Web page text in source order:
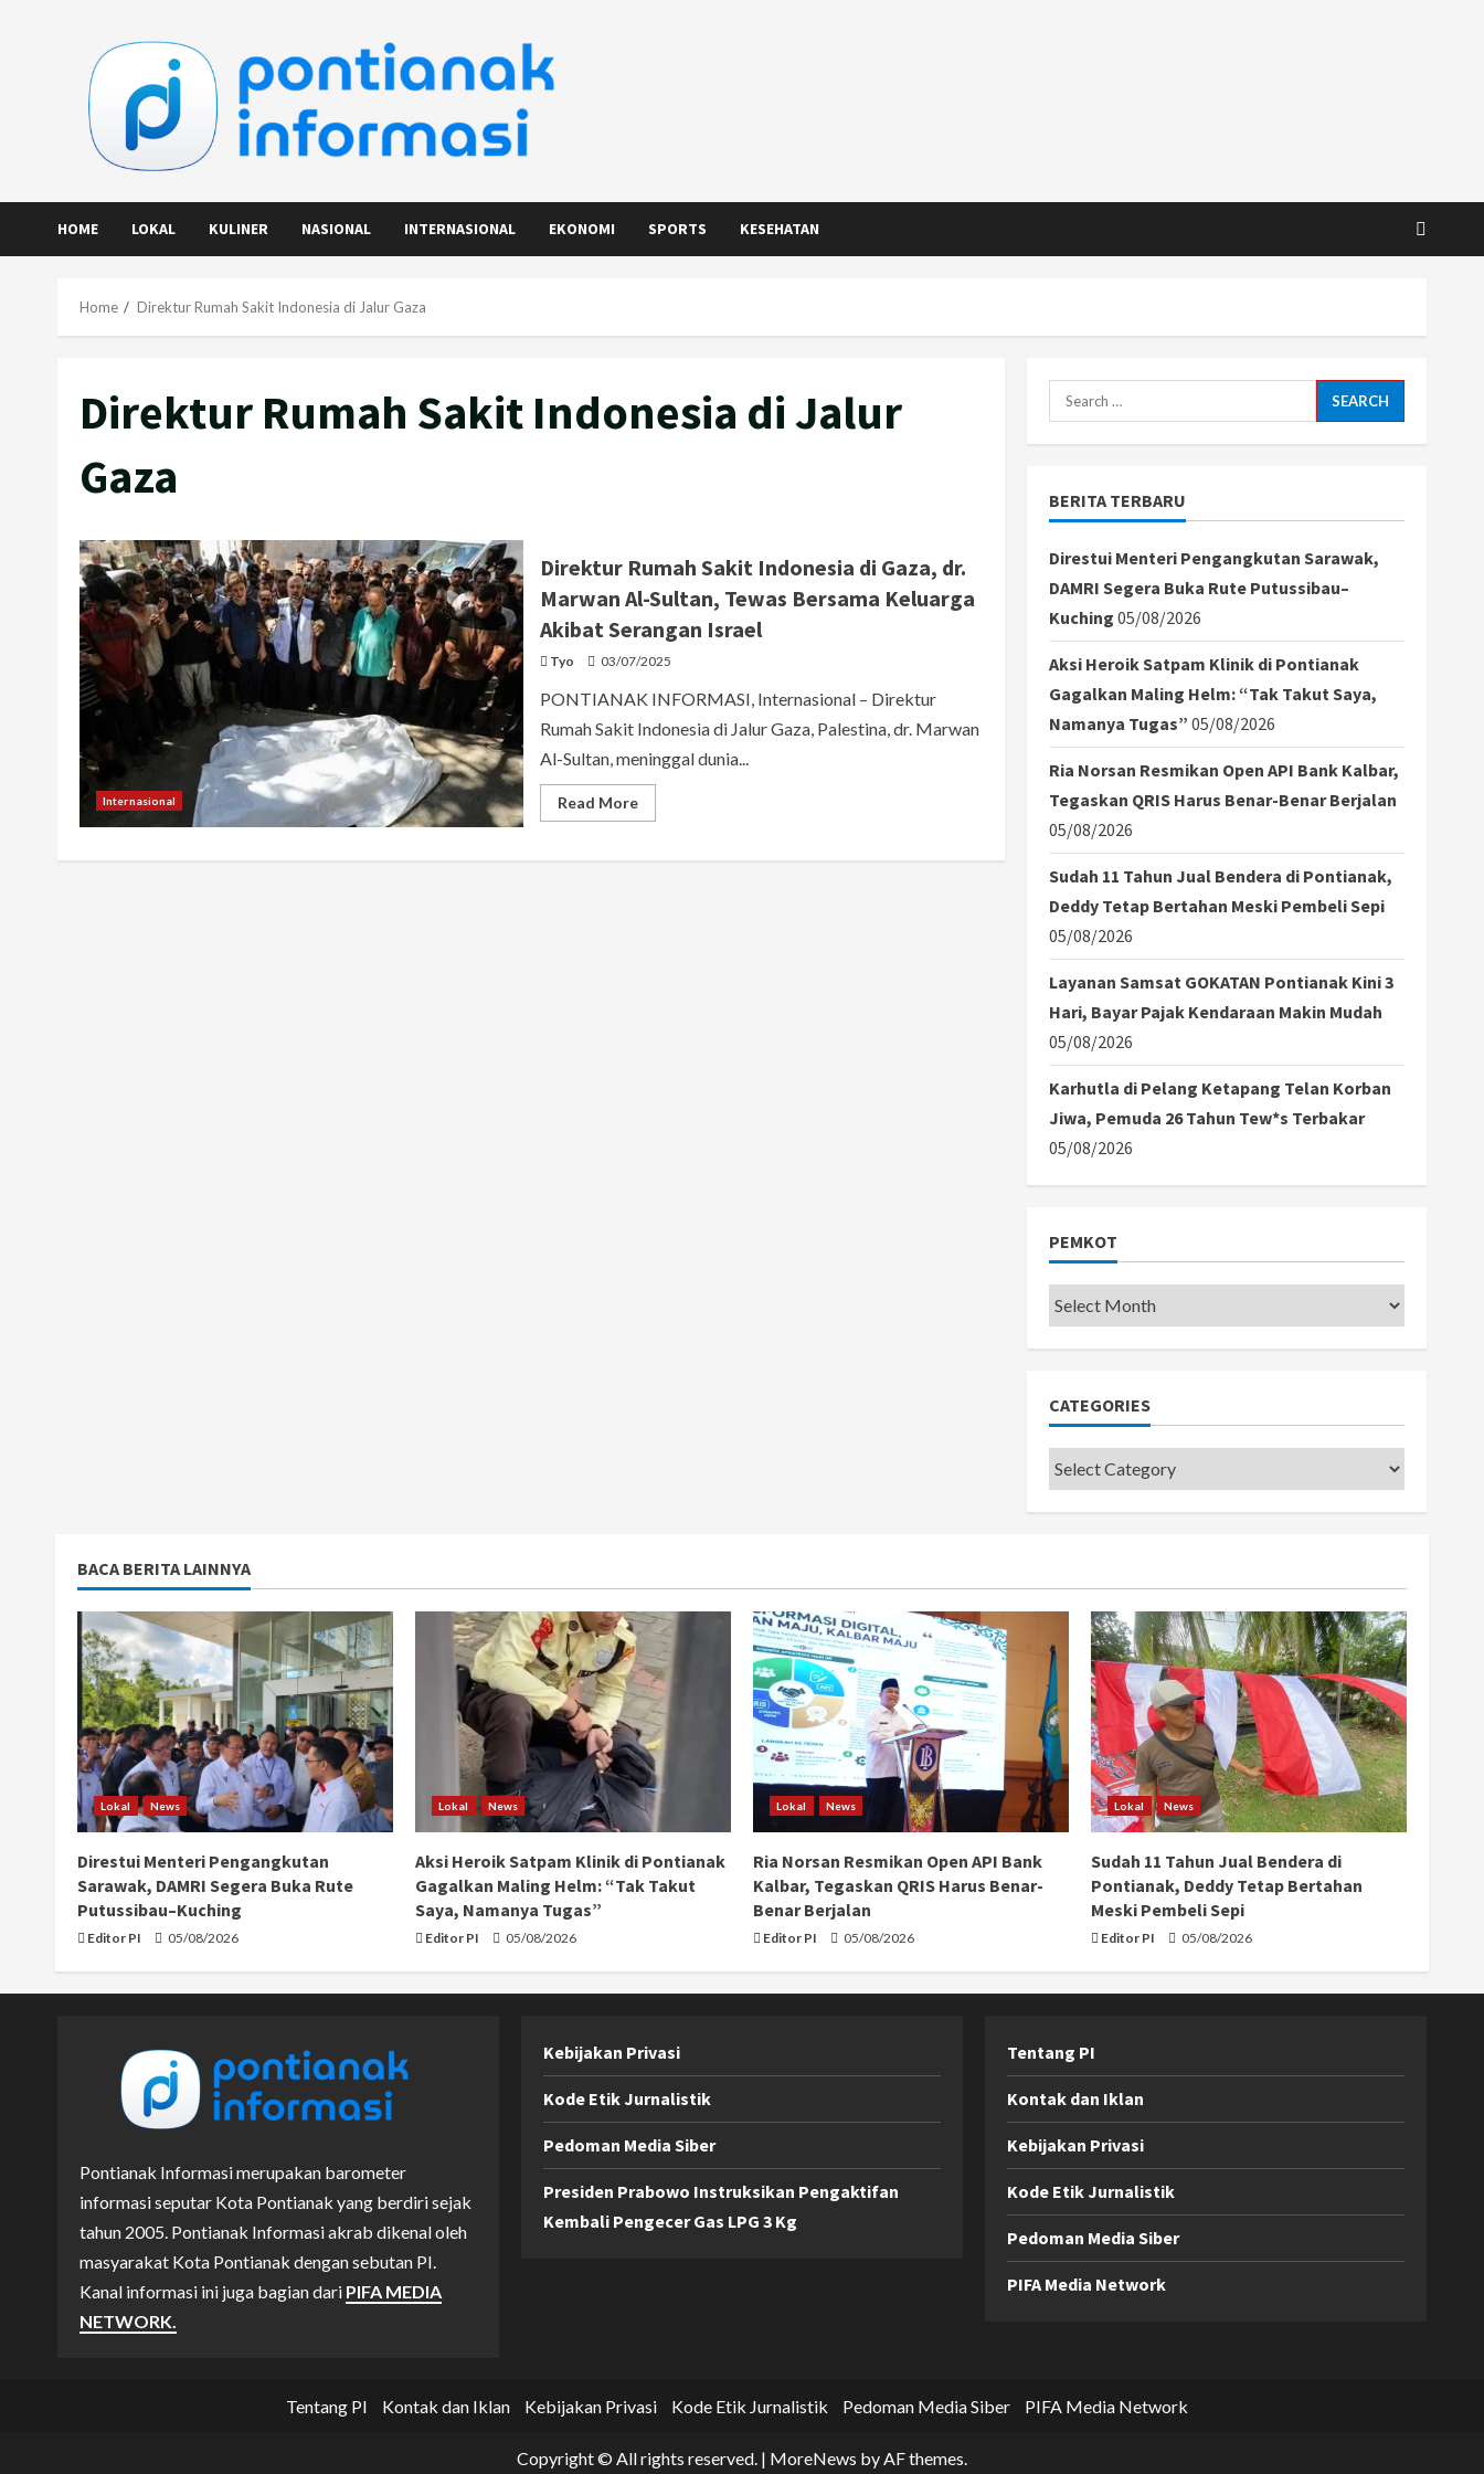
HOME LOKAL KULINER NASIONAL INTERNASIONAL EKONOMI SPORTS KESEHATAN
Home Direktur Rumah Sakit Indonesia di Jalur Gaza
Direktur Rumah Sakit Indonesia di Jalur
Gaza
Internasional
Direktur Rumah Sakit Indonesia di Gaza, dr.
Marwan Al-Sultan, Tewas Bersama Keluarga
Akibat Serangan Israel
Tyo 03/07/2025
PONTIANAK INFORMASI, Internasional – Direktur
Rumah Sakit Indonesia di Jalur Gaza, Palestina, dr. Marwan
Al-Sultan, meninggal dunia...
Read MoreRead
more
Rumah
Search
for:
BERITA TERBARU
Direstui Menteri Pengangkutan Sarawak,
DAMRI Segera Buka Rute Putussibau–
Kuching 05/08/2026
Aksi Heroik Satpam Klinik di Pontianak
Gagalkan Maling Helm: “Tak Takut Saya,
Namanya Tugas” 05/08/2026
Ria Norsan Resmikan Open API Bank Kalbar,
Tegaskan QRIS Harus Benar-Benar Berjalan
05/08/2026
Sudah 11 Tahun Jual Bendera di Pontianak,
Deddy Tetap Bertahan Meski Pembeli Sepi
05/08/2026
Layanan Samsat GOKATAN Pontianak Kini 3
Hari, Bayar Pajak Kendaraan Makin Mudah
05/08/2026
Karhutla di Pelang Ketapang Telan Korban
Jiwa, Pemuda 26 Tahun Tew*s Terbakar
05/08/2026
PEMKOT
Pemkot
CATEGORIES
Categories
BACA BERITA LAINNYA
Lokal News
Direstui Menteri Pengangkutan
Sarawak, DAMRI Segera Buka Rute
Putussibau–Kuching
Editor PI 05/08/2026
Lokal News
Aksi Heroik Satpam Klinik di Pontianak
Gagalkan Maling Helm: “Tak Takut
Saya, Namanya Tugas”
Editor PI 05/08/2026
Lokal News
Ria Norsan Resmikan Open API Bank
Kalbar, Tegaskan QRIS Harus Benar-
Benar Berjalan
Editor PI 05/08/2026
Lokal News
Sudah 11 Tahun Jual Bendera di
Pontianak, Deddy Tetap Bertahan
Meski Pembeli Sepi
Editor PI 05/08/2026
Pontianak Informasi merupakan barometer
informasi seputar Kota Pontianak yang berdiri sejak
tahun 2005. Pontianak Informasi akrab dikenal oleh
masyarakat Kota Pontianak dengan sebutan PI.
Kanal informasi ini juga bagian dari PIFA MEDIA
NETWORK.
Kebijakan Privasi
Kode Etik Jurnalistik
Pedoman Media Siber
Presiden Prabowo Instruksikan Pengaktifan
Kembali Pengecer Gas LPG 3 Kg
Tentang PI
Kontak dan Iklan
Kebijakan Privasi
Kode Etik Jurnalistik
Pedoman Media Siber
PIFA Media Network
Tentang PI Kontak dan Iklan Kebijakan Privasi Kode Etik Jurnalistik Pedoman Media Siber PIFA Media Network
Copyright © All rights reserved. | MoreNews by AF themes.